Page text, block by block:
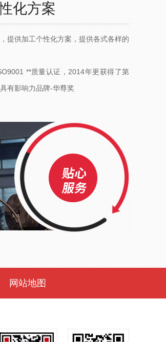
化方案
提供加工个性化方案，提供各式各样的
**质量认证，2014年更获得了第
有影响力品牌-华尊奖
网站地图